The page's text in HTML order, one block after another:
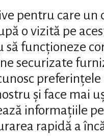
pentru care
o vizită pe
să funcționeze
securizate
și face mai
informațiile
rapidă a